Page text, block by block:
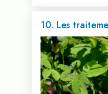
10. Les